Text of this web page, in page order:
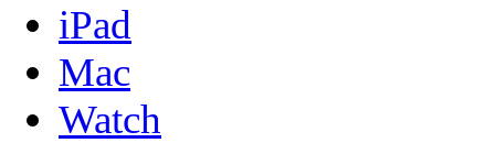
iPad
Mac
Watch